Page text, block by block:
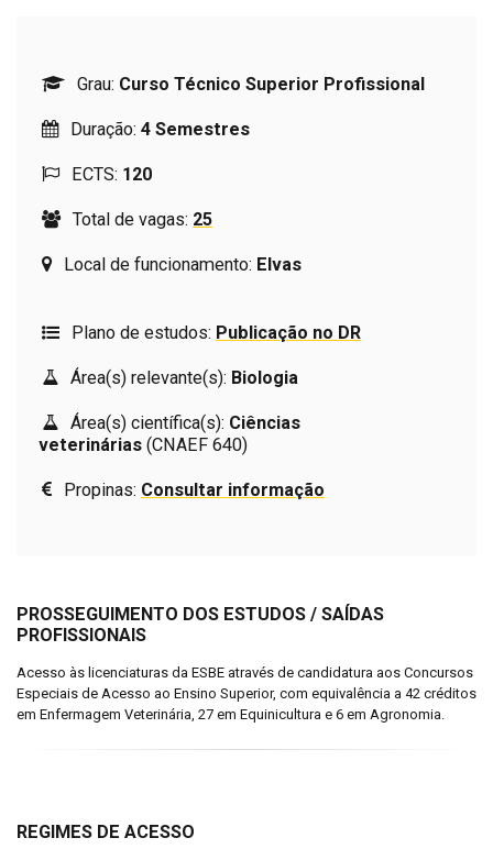
Grau: Curso Técnico Superior Profissional
Duração: 4 Semestres
ECTS: 120
Total de vagas: 25
Local de funcionamento: Elvas
Plano de estudos: Publicação no DR
Área(s) relevante(s): Biologia
Área(s) científica(s): Ciências
veterinárias (CNAEF 640)
Propinas: Consultar informação
PROSSEGUIMENTO DOS ESTUDOS / SAÍDAS
PROFISSIONAIS
Acesso às licenciaturas da ESBE através de candidatura aos Concursos
Especiais de Acesso ao Ensino Superior, com equivalência a 42 créditos
em Enfermagem Veterinária, 27 em Equinicultura e 6 em Agronomia.
REGIMES DE ACESSO